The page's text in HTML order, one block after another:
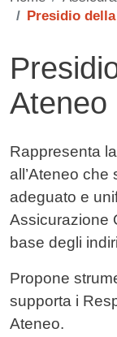
Presidio
Ateneo
Contenuto
Rappresenta
all’Ateneo
adeguato e
Assicurazione
base degli
Propone
supporta i
Ateneo.